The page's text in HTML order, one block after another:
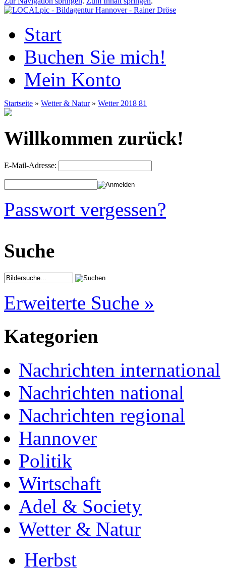
Start
Buchen Sie mich!
Mein Konto
Startseite » Wetter & Natur» Wetter 2018 81
Willkommen zurück!
E-Mail-Adresse:
Passwort vergessen?
Suche
Erweiterte Suche »
Kategorien
Nachrichten international
Nachrichten national
Nachrichten regional
Hannover
Politik
Wirtschaft
Adel & Society
Wetter & Natur
Herbst